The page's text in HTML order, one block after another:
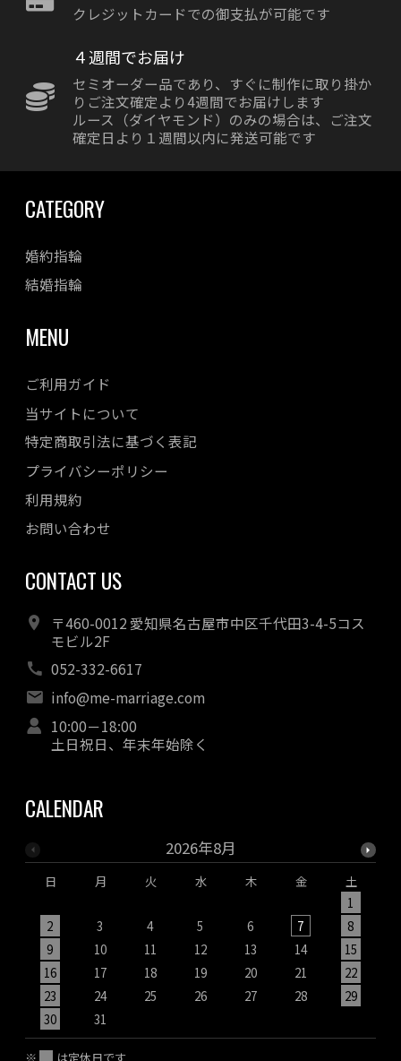
クレジットカードでの御支払が可能です
４週間でお届け
セミオーダー品であり、すぐに制作に取り掛か
りご注文確定より4週間でお届けします
ルース（ダイヤモンド）のみの場合は、ご注文
確定日より１週間以内に発送可能です
CATEGORY
婚約指輪
結婚指輪
MENU
ご利用ガイド
当サイトについて
特定商取引法に基づく表記
プライバシーポリシー
利用規約
お問い合わせ
CONTACT US
〒460-0012 愛知県名古屋市中区千代田3-4-5コス
モビル2F
052-332-6617
info@me-marriage.com
10:00－18:00
土日祝日、年末年始除く
CALENDAR
2026年8月
日 月 火 水 木 金
土
1
2
3 4 5 6 7
8
9
10 11 12 13 14
15
16
17 18 19 20 21
22
23
24 25 26 27 28
29
30
31